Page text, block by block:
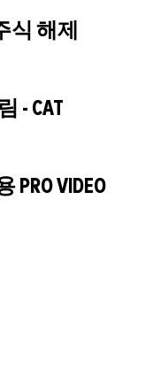
해제
- CAT
VIDEO